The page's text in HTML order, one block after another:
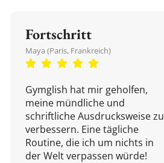
Fortschritt
Maya (Paris, Frankreich)
Gymglish hat mir geholfen,
meine mündliche und
schriftliche Ausdrucksweise zu
verbessern. Eine tägliche
Routine, die ich um nichts in
der Welt verpassen würde!